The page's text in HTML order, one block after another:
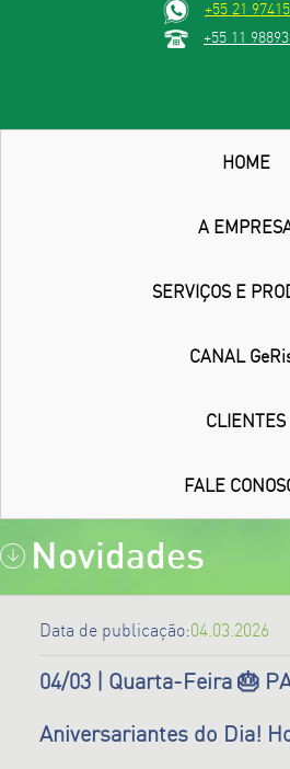
+55 21
+55 11
HOME
A
SERVIÇOS E
CANAL
CLIENTES
FALE
Novidades
Data de publicação:04.03.2026
04/03 | Quarta-Feira 🎂
Aniversariantes do Dia!